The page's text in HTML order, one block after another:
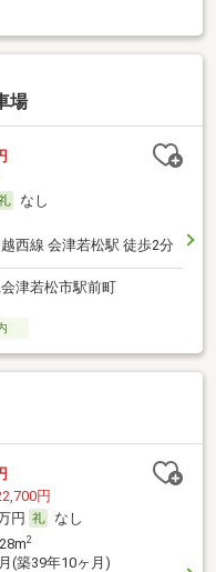
場
なし
越西線 会津若松駅 徒歩2分
津若松市駅前町
円
円
なし
2
(築39年10ヶ月)